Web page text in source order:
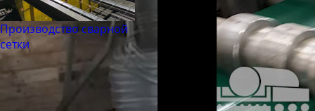
Производство сварной
сетки